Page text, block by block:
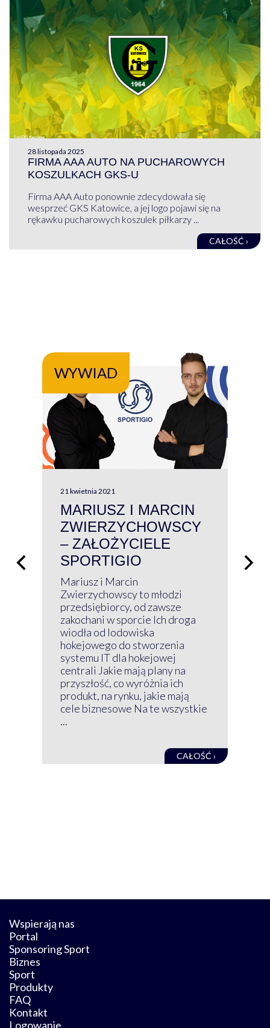
28 listopada 2025
FIRMA AAA AUTO NA PUCHAROWYCH
KOSZULKACH GKS-U
Firma AAA Auto ponownie zdecydowała się
wesprzeć GKS Katowice, a jej logo pojawi się na
rękawku pucharowych koszulek piłkarzy ...
CAŁOŚĆ ›
WYWIAD
21 kwietnia 2021
MARIUSZ I MARCIN
ZWIERZYCHOWSCY
– ZAŁOŻYCIELE
SPORTIGIO
Mariusz i Marcin
Zwierzychowscy to młodzi
przedsiębiorcy, od zawsze
zakochani w sporcie Ich droga
wiodła od lodowiska
hokejowego do stworzenia
systemu IT dla hokejowej
centrali Jakie mają plany na
przyszłość, co wyróżnia ich
produkt, na rynku, jakie mają
cele biznesowe Na te wszystkie
...
CAŁOŚĆ ›
Wspierają nas
Portal
Sponsoring Sport
Biznes
Sport
Produkty
FAQ
Kontakt
Logowanie